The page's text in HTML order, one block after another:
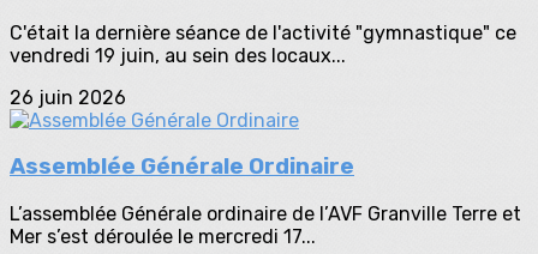
C'était la dernière séance de l'activité "gymnastique" ce
vendredi 19 juin, au sein des locaux...
26 juin 2026
Assemblée Générale Ordinaire
L’assemblée Générale ordinaire de l’AVF Granville Terre et
Mer s’est déroulée le mercredi 17...